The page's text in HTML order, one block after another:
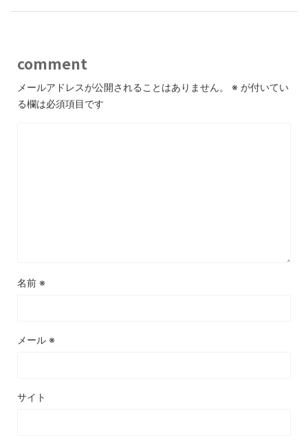
comment
メールアドレスが公開されることはありません。 ※ が付いてい
る欄は必須項目です
名前 ※
メール ※
サイト